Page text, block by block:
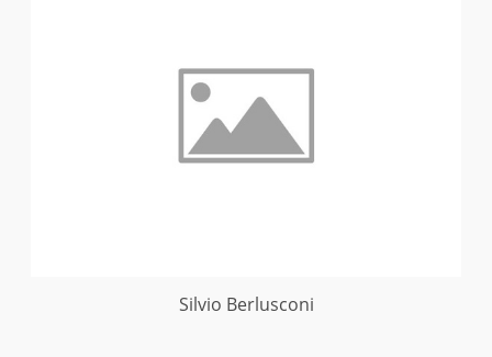
Silvio Berlusconi